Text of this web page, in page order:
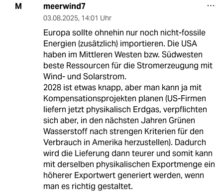
M meerwind7
03.08.2025, 14:01 Uhr
Europa sollte ohnehin nur noch nicht-fossile
Energien (zusätzlich) importieren. Die USA
haben im Mittleren Westen bzw. Südwesten
beste Ressourcen für die Stromerzeugung mit
Wind- und Solarstrom.
2028 ist etwas knapp, aber man kann ja mit
Kompensationsprojekten planen (US-Firmen
liefern jetzt physikalisch Erdgas, verpflichten
sich aber, in den nächsten Jahren Grünen
Wasserstoff nach strengen Kriterien für den
Verbrauch in Amerika herzustellen). Dadurch
wird die Lieferung dann teurer und somit kann
mit derselben physikalischen Exportmenge ein
höherer Exportwert generiert werden, wenn
man es richtig gestaltet.